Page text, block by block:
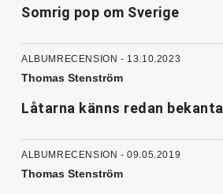
Somrig pop om Sverige
ALBUMRECENSION - 13.10.2023
Thomas Stenström
Låtarna känns redan bekanta
ALBUMRECENSION - 09.05.2019
Thomas Stenström